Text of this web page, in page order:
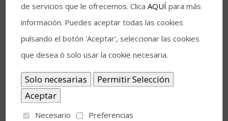
La venta de entradas del 41
Festival de la Guitarra de Córdoba
comienza con buen ritmo
41 Festival de la Guitarra de Córdoba, que se
desarrollará en esta edición del 1 al 9 de julio,
arroja datos muy satisfactorios cuando han
de servicios que le ofrecemos. ClicaAQUÍ para más
información. Puedes aceptar todas las cookies
pulsando el botón 'Aceptar', seleccionar las cookies
que desea ó solo usar la cookie necesaria.
Necesario
Preferencias